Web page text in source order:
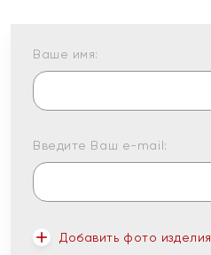
Ваше имя:
Введите Ваш e-mail:
Добавить фото изделия